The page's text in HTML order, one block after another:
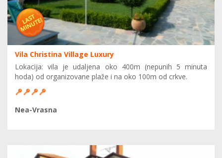
Vila Christina Village Luxury
Lokacija: vila je udaljena oko 400m (nepunih 5 minuta
hoda) od organizovane plaže i na oko 100m od crkve.
Nea-Vrasna